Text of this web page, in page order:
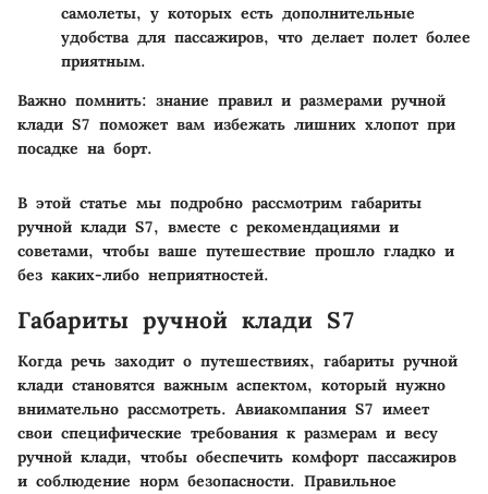
самолеты, у которых есть дополнительные
удобства для пассажиров, что делает полет более
приятным.
Важно помнить: знание правил и размерами ручной
клади S7 поможет вам избежать лишних хлопот при
посадке на борт.
В этой статье мы подробно рассмотрим габариты
ручной клади S7, вместе с рекомендациями и
советами, чтобы ваше путешествие прошло гладко и
без каких-либо неприятностей.
Габариты ручной клади S7
Когда речь заходит о путешествиях, габариты ручной
клади становятся важным аспектом, который нужно
внимательно рассмотреть. Авиакомпания S7 имеет
свои специфические требования к размерам и весу
ручной клади, чтобы обеспечить комфорт пассажиров
и соблюдение норм безопасности. Правильное